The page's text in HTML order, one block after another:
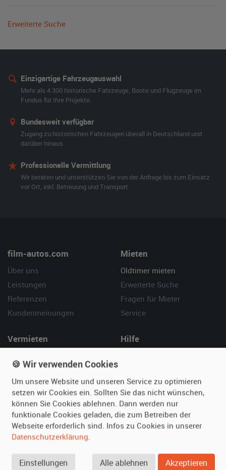
Erweiterte Suche
Einzigartige Fahrzeugauswahl
Mehr als 4.300 historische Fahrzeuge, Boote und Flugzeuge im
Fundus für Ihre Projekte.
Bundesweit verfügbar
Zugang zu historischen Fahrzeugen überall in Deutschland und
darüber hinaus.
Professionelle Vermittlung
Wir beraten und unterstützen Sie von der Anfrage bis zum Einsatz
vor Ort, inkl. Betreuung und Transport.
film-autos.com
Über uns
Leistungen
Referenzen
Kundenmeinungen
Mieten
Oldtimer mieten
Erweiterte Suche
Fragen für Mieter
Service
Vermieten
Fotos senden
Fragen für Vermieter
Inserat verwalten
Hilfe
Kontakt
SPECIAL
Berühmte Filmautos –
🍪 Wir verwenden Cookies
Um unsere Website und unseren Service zu optimieren
setzen wir Cookies ein. Sollten Sie das nicht wünschen,
können Sie Cookies ablehnen. Dann werden nur
funktionale Cookies geladen, die zum Betreiben der
Webseite erforderlich sind. Infos zu Cookies in unserer
Datenschutzerklärung.
Einstellungen Alle ablehnen Akzeptieren